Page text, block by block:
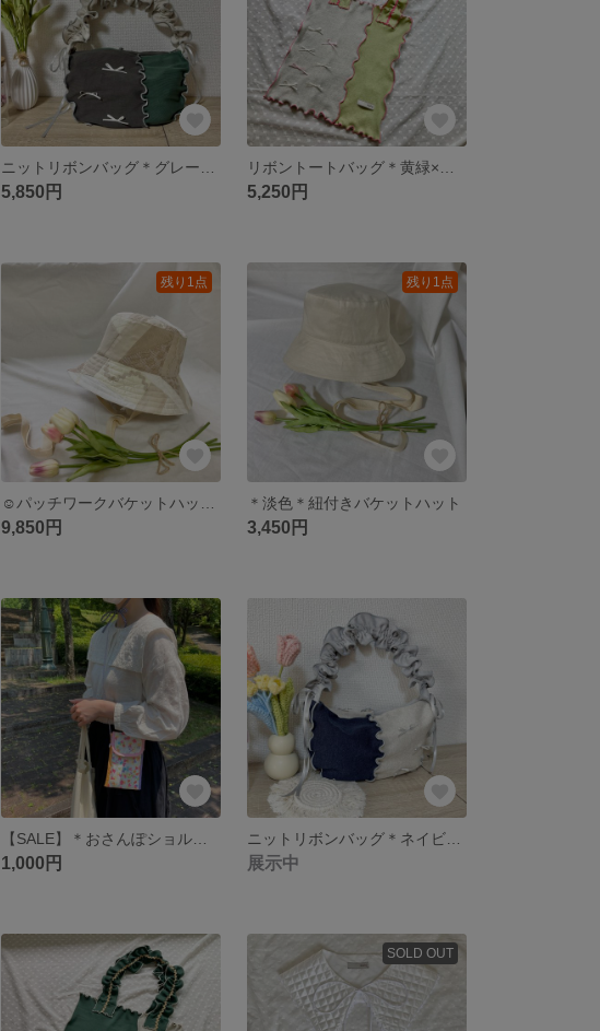
5,850円 5,250円
残り1点
9,850円
残り1点
＊淡色＊紐付きバケットハット
3,450円
1,000円 展示中
SOLD OUT